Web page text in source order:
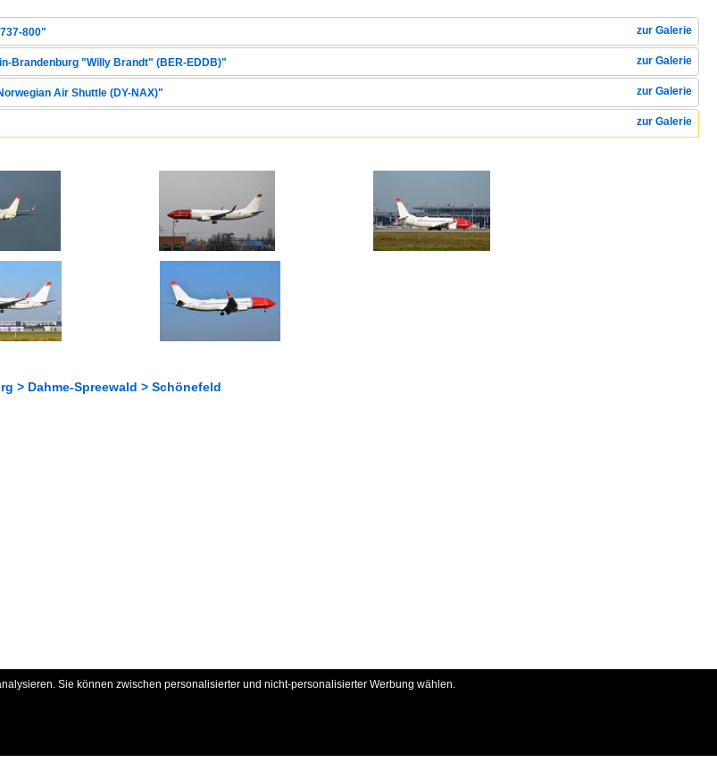
zur Galerie
800"
zur Galerie
Brandenburg "Willy Brandt" (BER-EDDB)"
zur Galerie
Air Shuttle (DY-NAX)"
zur Galerie
> Dahme-Spreewald > Schönefeld
Sie können zwischen personalisierter und nicht-personalisierter Werbung wählen.